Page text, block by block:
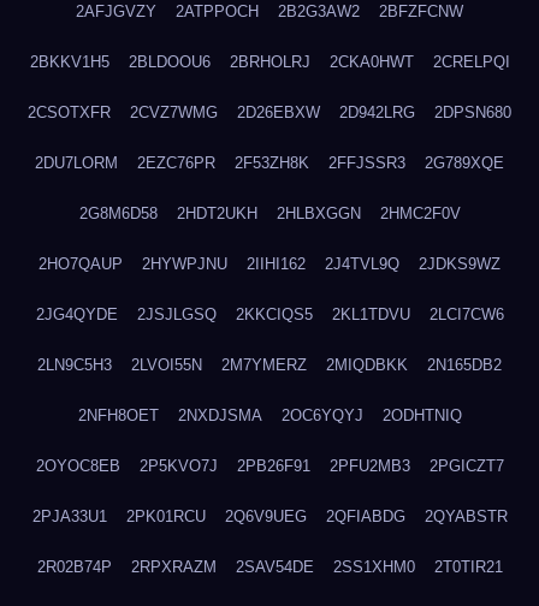
2AFJGVZY 2ATPPOCH 2B2G3AW2 2BFZFCNW
2BKKV1H5 2BLDOOU6 2BRHOLRJ 2CKA0HWT 2CRELPQI
2CSOTXFR 2CVZ7WMG 2D26EBXW 2D942LRG 2DPSN680
2DU7LORM 2EZC76PR 2F53ZH8K 2FFJSSR3 2G789XQE
2G8M6D58 2HDT2UKH 2HLBXGGN 2HMC2F0V
2HO7QAUP 2HYWPJNU 2IIHI162 2J4TVL9Q 2JDKS9WZ
2JG4QYDE 2JSJLGSQ 2KKCIQS5 2KL1TDVU 2LCI7CW6
2LN9C5H3 2LVOI55N 2M7YMERZ 2MIQDBKK 2N165DB2
2NFH8OET 2NXDJSMA 2OC6YQYJ 2ODHTNIQ
2OYOC8EB 2P5KVO7J 2PB26F91 2PFU2MB3 2PGICZT7
2PJA33U1 2PK01RCU 2Q6V9UEG 2QFIABDG 2QYABSTR
2R02B74P 2RPXRAZM 2SAV54DE 2SS1XHM0 2T0TIR21